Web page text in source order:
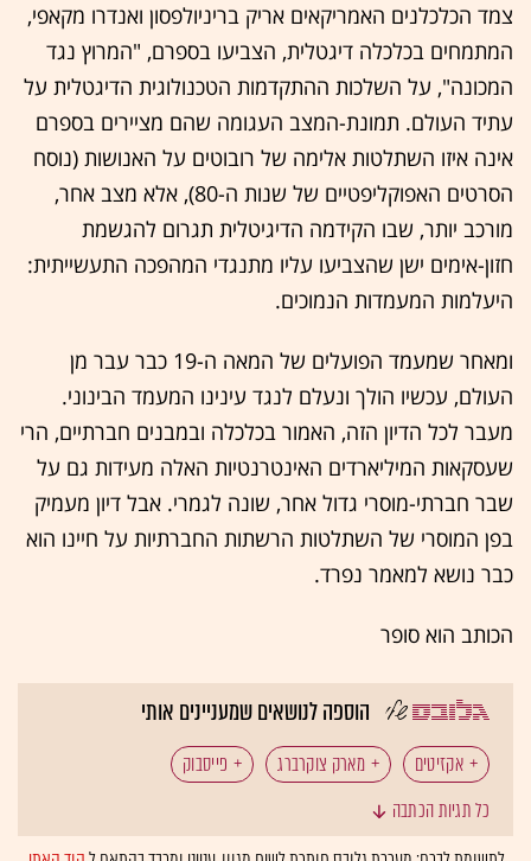
צמד הכלכלנים האמריקאים אריק בריניולפסון ואנדרו מקאפי,
המתמחים בכלכלה דיגטלית, הצביעו בספרם, "המרוץ נגד
המכונה", על השלכות ההתקדמות הטכנולוגית הדיגטלית על
עתיד העולם. תמונת-המצב העגומה שהם מציירים בספרם
אינה איזו השתלטות אלימה של רובוטים על האנושות (נוסח
הסרטים האפוקליפטיים של שנות ה-80), אלא מצב אחר,
מורכב יותר, שבו הקידמה הדיגיטלית תגרום להגשמת
חזון-אימים ישן שהצביעו עליו מתנגדי המהפכה התעשייתית:
היעלמות המעמדות הנמוכים.
ומאחר שמעמד הפועלים של המאה ה-19 כבר עבר מן
העולם, עכשיו הולך ונעלם לנגד עינינו המעמד הבינוני.
מעבר לכל הדיון הזה, האמור בכלכלה ובמבנים חברתיים, הרי
שעסקאות המיליארדים האינטרנטיות האלה מעידות גם על
שבר חברתי-מוסרי גדול אחר, שונה לגמרי. אבל דיון מעמיק
בפן המוסרי של השתלטות הרשתות החברתיות על חיינו הוא
כבר נושא למאמר נפרד.
הכותב הוא סופר
הוספה לנושאים שמעניינים אותי
אקזיטים מארק צוקרברג פייסבוק
כל תגיות הכתבה